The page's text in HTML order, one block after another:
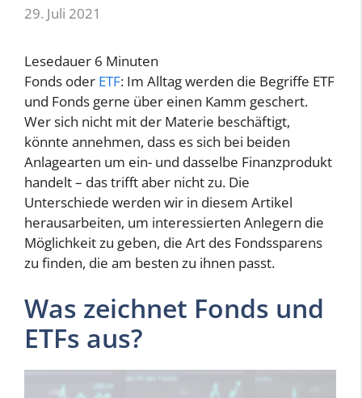
29. Juli 2021
Lesedauer 6 Minuten
Fonds oder ETF: Im Alltag werden die Begriffe ETF
und Fonds gerne über einen Kamm geschert.
Wer sich nicht mit der Materie beschäftigt,
könnte annehmen, dass es sich bei beiden
Anlagearten um ein- und dasselbe Finanzprodukt
handelt – das trifft aber nicht zu. Die
Unterschiede werden wir in diesem Artikel
herausarbeiten, um interessierten Anlegern die
Möglichkeit zu geben, die Art des Fondssparens
zu finden, die am besten zu ihnen passt.
Was zeichnet Fonds und
ETFs aus?